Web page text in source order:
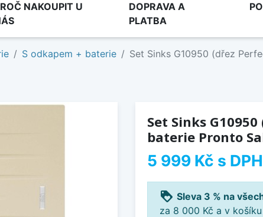
NAKOUPIT U
DOPRAVA A
PLATBA
S odkapem + baterie Set Sinks G10950 (dřez
Set Sinks
baterie Pronto
5 999 Kč s DPH
loyalty Sleva 3 % na
za 8 000 Kč a v